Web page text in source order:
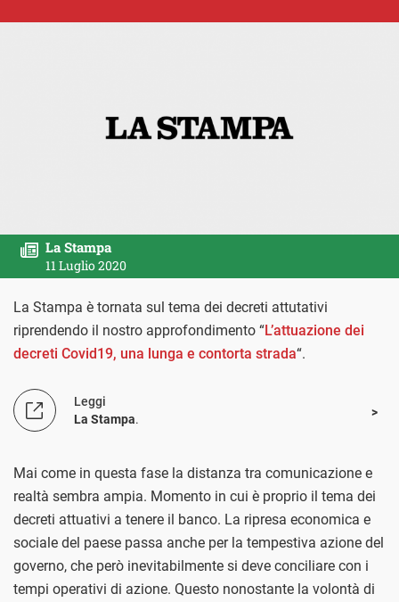
La Stampa
11 Luglio 2020
La Stampa è tornata sul tema dei decreti attutativi
riprendendo il nostro approfondimento “L’attuazione dei
decreti Covid19, una lunga e contorta strada“.
Leggi
La Stampa.
Mai come in questa fase la distanza tra comunicazione e
realtà sembra ampia. Momento in cui è proprio il tema dei
decreti attuativi a tenere il banco. La ripresa economica e
sociale del paese passa anche per la tempestiva azione del
governo, che però inevitabilmente si deve conciliare con i
tempi operativi di azione. Questo nonostante la volontà di